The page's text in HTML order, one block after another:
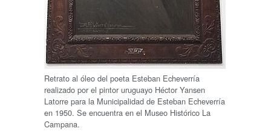
Retrato al óleo del poeta Esteban Echeverría
realizado por el pintor uruguayo Héctor Yansen
Latorre para la Municipalidad de Esteban Echeverría
en 1950. Se encuentra en el Museo Histórico La
Campana.